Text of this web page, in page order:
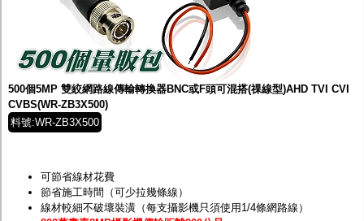
500個5MP 雙絞網路線傳輸轉換器BNC或F頭可混搭(祼線型)AHD TVI CVI
CVBS(WR-ZB3X500)
料號:WR-ZB3X500
可節省線材花費
節省施工時間（可少拉幾條線）
線材較細不破壞裝潢（每支攝影機只須使用1/4條網路線）